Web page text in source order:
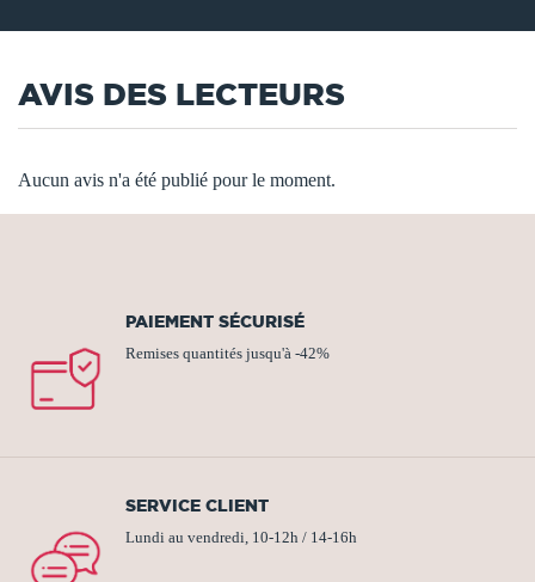
AVIS DES LECTEURS
Aucun avis n'a été publié pour le moment.
PAIEMENT SÉCURISÉ
Remises quantités jusqu'à -42%
SERVICE CLIENT
Lundi au vendredi, 10-12h / 14-16h